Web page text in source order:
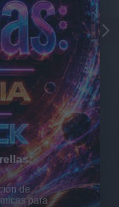
de
para